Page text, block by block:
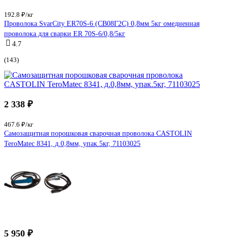
192.8 ₽/кг
Проволока SvarCity ER70S-6 (СВ08Г2С) 0,8мм 5кг омедненная
проволока для сварки ER 70S-6/0,8/5кг
4.7
(143)
2 338 ₽
467.6 ₽/кг
Самозащитная порошковая сварочная проволока CASTOLIN
TeroMatec 8341, д.0,8мм, упак.5кг, 71103025
5 950 ₽